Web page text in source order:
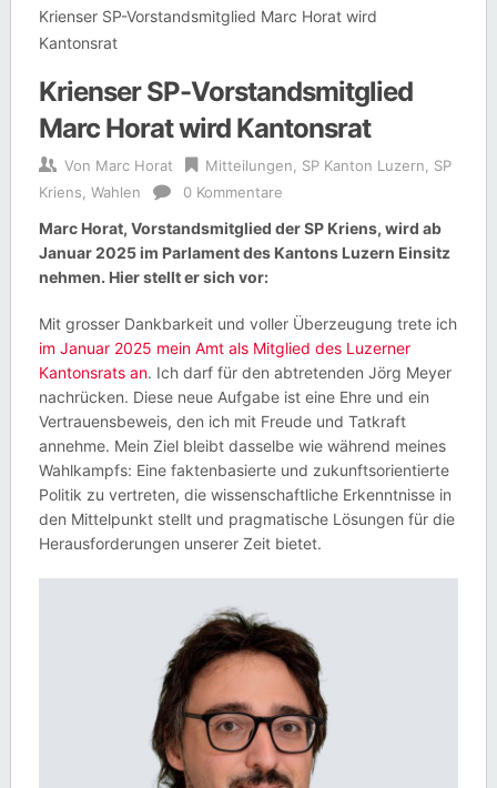
Krienser SP-Vorstandsmitglied Marc Horat wird
Kantonsrat
Krienser SP-Vorstandsmitglied
Marc Horat wird Kantonsrat
Von Marc Horat Mitteilungen SP Kanton Luzern
SP
Kriens Wahlen 0 Kommentare
Marc Horat, Vorstandsmitglied der SP Kriens, wird ab
Januar 2025 im Parlament des Kantons Luzern Einsitz
nehmen. Hier stellt er sich vor:
Mit grosser Dankbarkeit und voller Überzeugung trete ich
im Januar 2025 mein Amt als Mitglied des Luzerner
Kantonsrats an. Ich darf für den abtretenden Jörg Meyer
nachrücken. Diese neue Aufgabe ist eine Ehre und ein
Vertrauensbeweis, den ich mit Freude und Tatkraft
annehme. Mein Ziel bleibt dasselbe wie während meines
Wahlkampfs: Eine faktenbasierte und zukunftsorientierte
Politik zu vertreten, die wissenschaftliche Erkenntnisse in
den Mittelpunkt stellt und pragmatische Lösungen für die
Herausforderungen unserer Zeit bietet.